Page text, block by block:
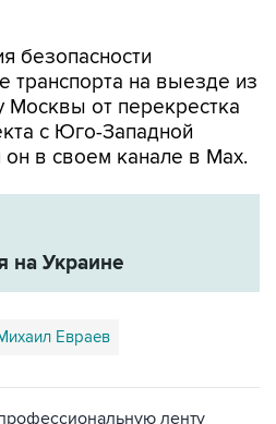
безопасности
транспорта на выезде из
Москвы от перекрестка
с Юго-Западной
он в своем канале в Мах.
на Украине
Евраев
ленту